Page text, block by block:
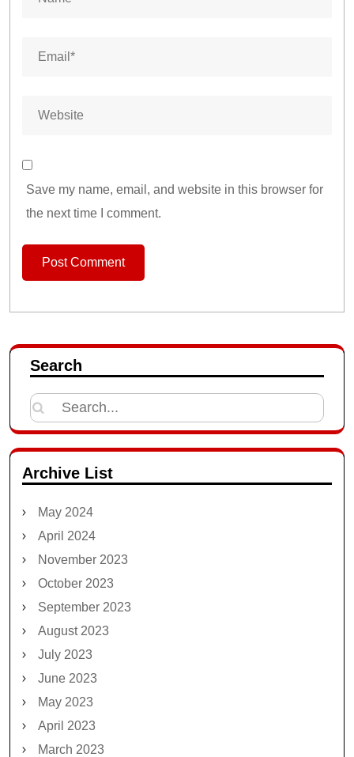
Save my name, email, and website in this browser for
the next time I comment.
Search
Search
for:
Archive List
May 2024
April 2024
November 2023
October 2023
September 2023
August 2023
July 2023
June 2023
May 2023
April 2023
March 2023